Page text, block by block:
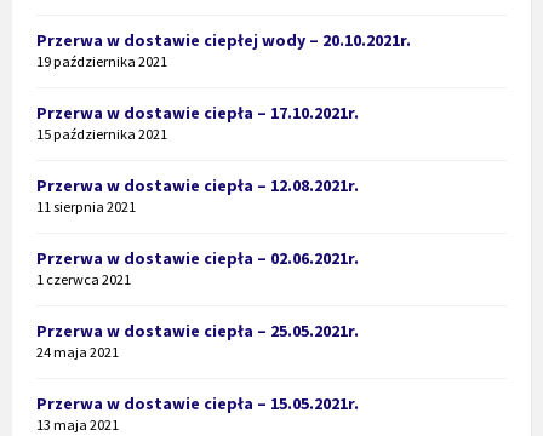
Przerwa w dostawie ciepłej wody – 20.10.2021r.
19 października 2021
Przerwa w dostawie ciepła – 17.10.2021r.
15 października 2021
Przerwa w dostawie ciepła – 12.08.2021r.
11 sierpnia 2021
Przerwa w dostawie ciepła – 02.06.2021r.
1 czerwca 2021
Przerwa w dostawie ciepła – 25.05.2021r.
24 maja 2021
Przerwa w dostawie ciepła – 15.05.2021r.
13 maja 2021